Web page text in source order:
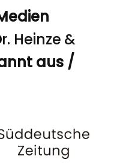
Heinze &
aus /